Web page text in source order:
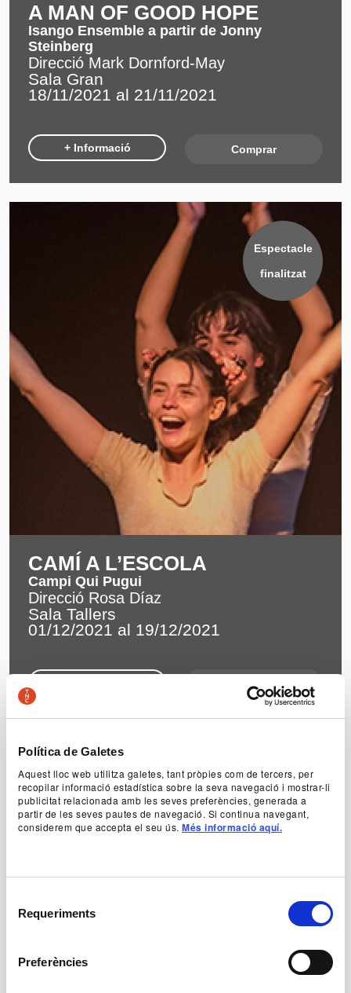
Política de Galetes
Aquest lloc web utilitza galetes, tant pròpies com de tercers, per
recopilar informació estadística sobre la seva navegació i mostrar-li
publicitat relacionada amb les seves preferències, generada a
partir de les seves pautes de navegació. Si continua navegant,
considerem que accepta el seu ús. Més informació aquí.
Requeriments
Preferències
A MAN OF GOOD HOPE
Isango Ensemble a partir de Jonny
Steinberg
Direcció Mark Dornford-May
Sala Gran
18/11/2021 al 21/11/2021
+ Informació Comprar
Espectacle
finalitzat
CAMÍ A L’ESCOLA
Campi Qui Pugui
Direcció Rosa Díaz
Sala Tallers
01/12/2021 al 19/12/2021
Comprar
Espectacle
finalitzat